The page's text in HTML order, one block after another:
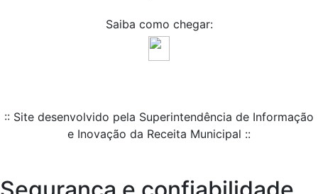
Saiba como chegar:
:: Site desenvolvido pela Superintendência de Informação
e Inovação da Receita Municipal ::